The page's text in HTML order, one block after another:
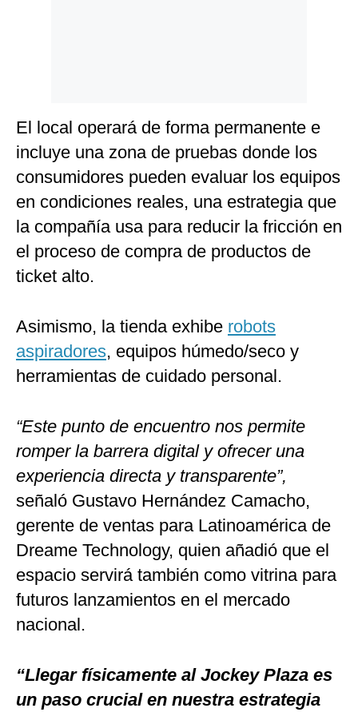
El local operará de forma permanente e
incluye una zona de pruebas donde los
consumidores pueden evaluar los equipos
en condiciones reales, una estrategia que
la compañía usa para reducir la fricción en
el proceso de compra de productos de
ticket alto.
Asimismo, la tienda exhibe robots
aspiradores, equipos húmedo/seco y
herramientas de cuidado personal.
“Este punto de encuentro nos permite
romper la barrera digital y ofrecer una
experiencia directa y transparente”,
señaló Gustavo Hernández Camacho,
gerente de ventas para Latinoamérica de
Dreame Technology, quien añadió que el
espacio servirá también como vitrina para
futuros lanzamientos en el mercado
nacional.
“Llegar físicamente al Jockey Plaza es
un paso crucial en nuestra estrategia